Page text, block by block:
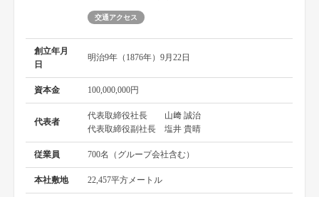
交通アクセス
創立年月
日
明治9年（1876年）9月22日
資本金 100,000,000円
代表者
代表取締役社長 山﨑 誠治
代表取締役副社長 塩井 貴晴
従業員 700名（グループ会社含む）
本社敷地 22,457平方メートル